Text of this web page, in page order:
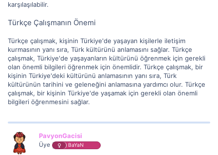
karşılaşılabilir.
Türkçe Çalışmanın Önemi
Türkçe çalışmak, kişinin Türkiye'de yaşayan kişilerle iletişim
kurmasının yanı sıra, Türk kültürünü anlamasını sağlar. Türkçe
çalışmak, Türkiye'de yaşayanların kültürünü öğrenmek için gerekli
olan önemli bilgileri öğrenmek için önemlidir. Türkçe çalışmak, bir
kişinin Türkiye'deki kültürünü anlamasının yanı sıra, Türk
kültürünün tarihini ve geleneğini anlamasına yardımcı olur. Türkçe
çalışmak, bir kişinin Türkiye'de yaşamak için gerekli olan önemli
bilgileri öğrenmesini sağlar.
PavyonGacisi
Üye BaYaN